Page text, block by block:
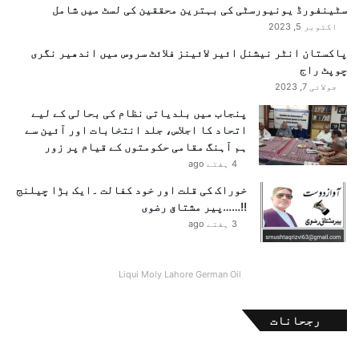
سٹینفورڈ یونیورسٹی کی بہترین محققین کی لسٹ میں شامل
اکتوبر 5, 2023
پاکستان انٹر نیشنل ائیر لائینز فلائٹ سروس میں اندھیر نگری
چوپٹ راج
جولائی 7, 2023
پنجاب میں بلدیاتی نظام کی بحالی کے لیے
اتحاد کا اجلاس، جلد انتخابات اور آئین سے
ہم آہنگ مقامی حکومتوں کے قیام پر زور
4 ہفتے ago
خوراک کی قلت اور خود کفالت ۔ایک بڑا چیلنج
!!……پیر مشتاق رضوی
3 ہفتے ago
Liqui Moly Lahore German Oil
رجحانات